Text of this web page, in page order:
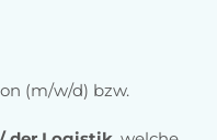
(m/w/d) bzw.